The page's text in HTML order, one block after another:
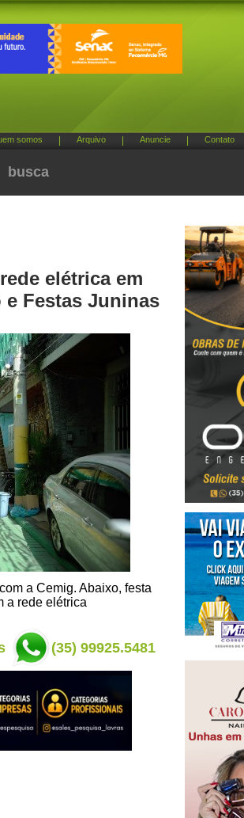
somos Arquivo Anuncie Contato
busca
elétrica em
Festas Juninas
a Cemig. Abaixo, festa
a rede elétrica
(35) 99925.5481